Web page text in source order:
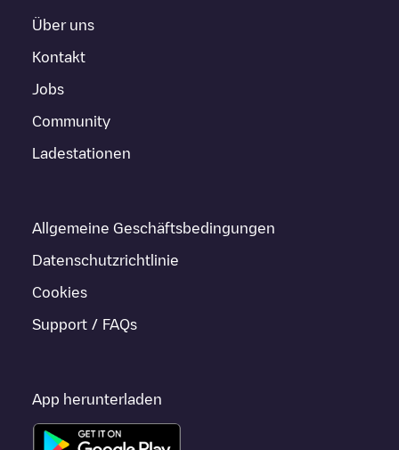
Über uns
Kontakt
Jobs
Community
Ladestationen
Allgemeine Geschäftsbedingungen
Datenschutzrichtlinie
Cookies
Support / FAQs
App herunterladen